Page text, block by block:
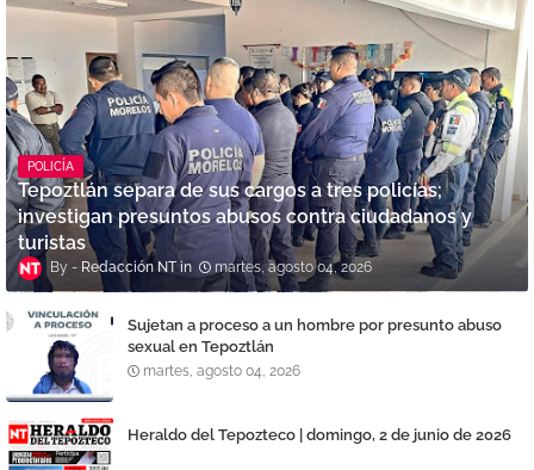
POLICÍA
Tepoztlán separa de sus cargos a tres policías;
investigan presuntos abusos contra ciudadanos y
turistas
Redacción NT martes, agosto 04, 2026
Sujetan a proceso a un hombre por presunto abuso
sexual en Tepoztlán
martes, agosto 04, 2026
Heraldo del Tepozteco | domingo, 2 de junio de 2026